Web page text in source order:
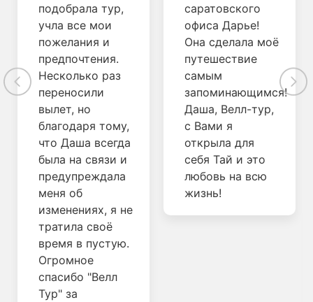
подобрала тур,
учла все мои
пожелания и
предпочтения.
Несколько раз
переносили
вылет, но
благодаря тому,
что Даша всегда
была на связи и
предупреждала
меня об
изменениях, я не
тратила своё
время в пустую.
Огромное
спасибо "Велл
Тур" за
саратовского
офиса Дарье!
Она сделала моё
путешествие
самым
запоминающимся!
Даша, Велл-тур,
с Вами я
открыла для
себя Тай и это
любовь на всю
жизнь!